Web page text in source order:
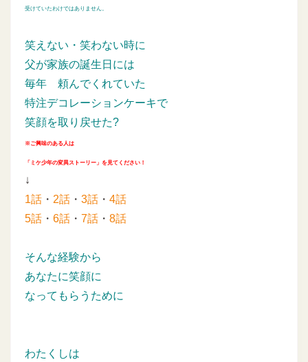
受けていたわけではありません。
笑えない・笑わない時に
父が家族の誕生日には
毎年 頼んでくれていた
特注デコレーションケーキで
笑顔を取り戻せた?
※ご興味のある人は
「ミケ少年の変異ストーリー」を見てください！
↓
1話 ・ 2話 ・ 3話 ・ 4話
5話 ・ 6話 ・ 7話 ・ 8話
そんな経験から
あなたに笑顔に
なってもらうために
わたくしは